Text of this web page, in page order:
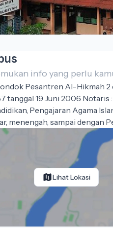
info yang perlu
Pesantren Al-Hikmah
tanggal 19 Juni 2006 Notaris
Pengajaran Agama
menengah, sampai dengan
Lihat Lokasi